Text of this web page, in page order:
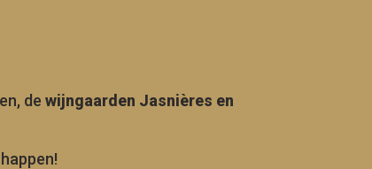
de wijngaarden Jasnières en